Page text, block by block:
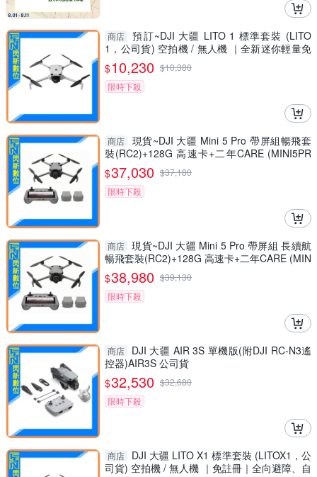
商店
預訂~DJI 大疆 LITO 1 標準套裝 (LITO
1，公司貨) 空拍機 / 無人機 ｜全新迷你輕量免
註冊｜全向避障
$10,230 $10,380
限時下殺
商店
現貨~DJI 大疆 Mini 5 Pro 帶屏組暢飛套
裝(RC2)+128G 高速卡+二年CARE (MINI5PR
O，公司貨)空拍機/無人機
$37,030 $37,180
限時下殺
商店 現貨~DJI 大疆 Mini 5 Pro 帶屏組 長續航
暢飛套裝(RC2)+128G 高速卡+二年CARE (MIN
I5PRO，公司貨)空拍機
$38,980 $39,130
限時下殺
商店
DJI 大疆 AIR 3S 單機版(附DJI RC-N3遙
控器)AIR3S 公司貨
$32,530 $32,680
限時下殺
商店
DJI 大疆 LITO X1 標準套裝 (LITOX1，公
司貨) 空拍機 / 無人機 ｜免註冊｜全向避障、自